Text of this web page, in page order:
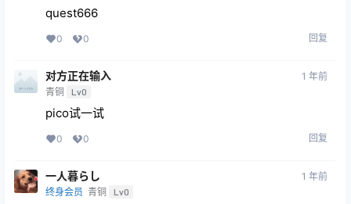
quest666
0 0 回复
对方正在输入
青铜 Lv0
1 年前
pico试一试
0 0 回复
一人暮らし
终身会员 青铜 Lv0
1 年前